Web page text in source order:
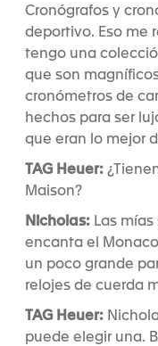
Cronógrafos y
deportivo. Eso me
tengo una
que son
cronómetros de
hechos para ser
que eran lo mejor
TAG Heuer:
Maison?
Nicholas: Las
encanta el
un poco grande
relojes de cuerda
TAG Heuer:
puede elegir una.